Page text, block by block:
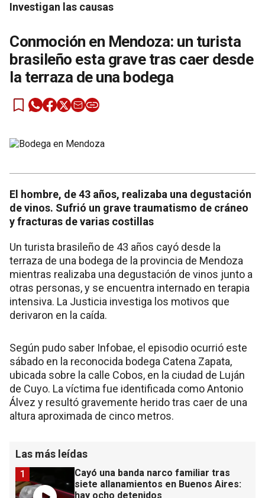
Investigan las causas
Conmoción en Mendoza: un turista
brasileño esta grave tras caer desde
la terraza de una bodega
El hombre, de 43 años, realizaba una degustación
de vinos. Sufrió un grave traumatismo de cráneo
y fracturas de varias costillas
Un turista brasileño de 43 años cayó desde la
terraza de una bodega de la provincia de Mendoza
mientras realizaba una degustación de vinos junto a
otras personas, y se encuentra internado en terapia
intensiva. La Justicia investiga los motivos que
derivaron en la caída.
Según pudo saber Infobae, el episodio ocurrió este
sábado en la reconocida bodega Catena Zapata,
ubicada sobre la calle Cobos, en la ciudad de Luján
de Cuyo. La víctima fue identificada como Antonio
Álvez y resultó gravemente herido tras caer de una
altura aproximada de cinco metros.
Las más leídas
Cayó una banda narco familiar tras
siete allanamientos en Buenos Aires:
hay ocho detenidos
1